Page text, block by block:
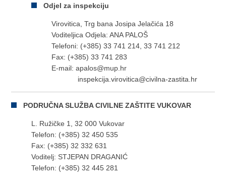
Odjel za inspekciju
Virovitica, Trg bana Josipa Jelačića 18
Voditeljica Odjela: ANA PALOŠ
Telefoni: (+385) 33 741 214, 33 741 212
Fax: (+385) 33 741 283
E-mail: apalos@mup.hr
inspekcija.virovitica@civilna-zastita.hr
PODRUČNA SLUŽBA CIVILNE ZAŠTITE VUKOVAR
L. Ružičke 1, 32 000 Vukovar
Telefon: (+385) 32 450 535
Fax: (+385) 32 332 631
Voditelj: STJEPAN DRAGANIĆ
Telefon: (+385) 32 445 281